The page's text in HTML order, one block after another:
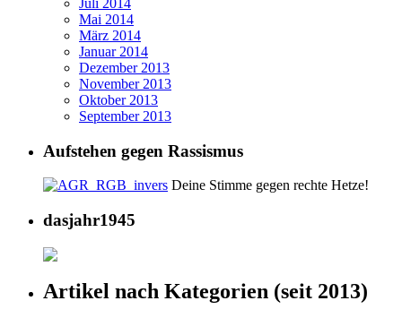
Juli 2014
Mai 2014
März 2014
Januar 2014
Dezember 2013
November 2013
Oktober 2013
September 2013
Aufstehen gegen Rassismus
Deine Stimme gegen rechte Hetze!
dasjahr1945
Artikel nach Kategorien (seit 2013)